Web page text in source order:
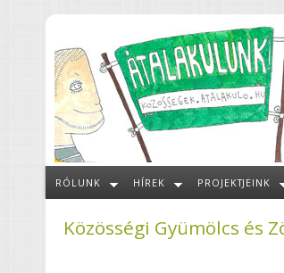
RÓLUNK HÍREK PROJEKTJEINK
Közösségi Gyümölcs és